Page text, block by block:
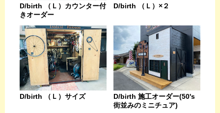
D/birth （Ｌ）カウンター付
きオーダー
D/birth （Ｌ）×２
D/birth （Ｌ）サイズ
D/birth 施工オーダー(50's
街並みのミニチュア)